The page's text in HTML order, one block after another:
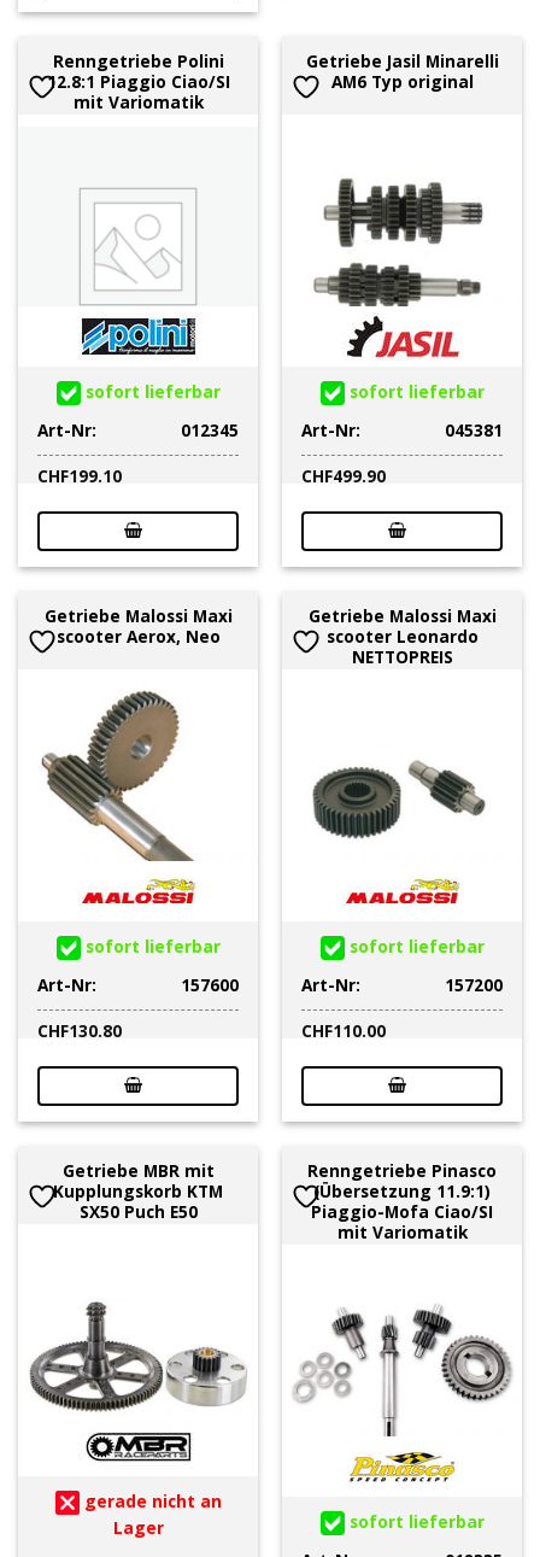
Renngetriebe Polini
12.8:1 Piaggio Ciao/SI
mit Variomatik
sofort lieferbar
Art-Nr:
012345
CHF199.10
Getriebe Jasil Minarelli
AM6 Typ original
sofort lieferbar
Art-Nr:
045381
CHF499.90
Getriebe Malossi Maxi
scooter Aerox, Neo
sofort lieferbar
Art-Nr:
157600
CHF130.80
Getriebe Malossi Maxi
scooter Leonardo
NETTOPREIS
sofort lieferbar
Art-Nr:
157200
CHF110.00
Getriebe MBR mit
Kupplungskorb KTM
SX50 Puch E50
gerade nicht an
Lager
Renngetriebe Pinasco
(Übersetzung 11.9:1)
Piaggio-Mofa Ciao/SI
mit Variomatik
sofort lieferbar